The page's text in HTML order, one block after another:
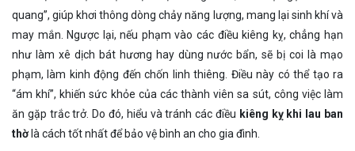
quang”, giúp khơi thông dòng chảy năng lượng, mang lại sinh khí và
may mắn. Ngược lại, nếu phạm vào các điều kiêng kỵ, chẳng hạn
như làm xê dịch bát hương hay dùng nước bẩn, sẽ bị coi là mạo
phạm, làm kinh động đến chốn linh thiêng. Điều này có thể tạo ra
“ám khí”, khiến sức khỏe của các thành viên sa sút, công việc làm
ăn gặp trắc trở. Do đó, hiểu và tránh các điều kiêng kỵ khi lau ban
thờlà cách tốt nhất để bảo vệ bình an cho gia đình.